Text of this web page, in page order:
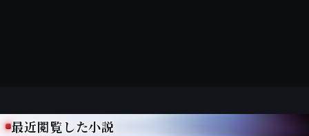
最近閲覧した小説